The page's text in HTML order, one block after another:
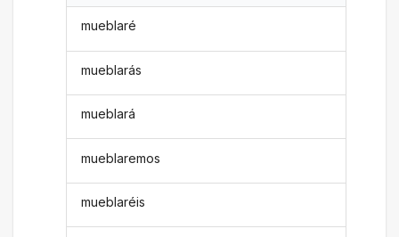
mueblaré
mueblarás
mueblará
mueblaremos
mueblaréis